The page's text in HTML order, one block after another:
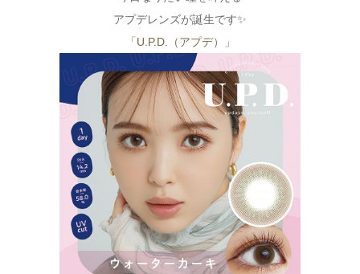
アプデレンズが誕生です✨
「U.P.D.（アプデ）」